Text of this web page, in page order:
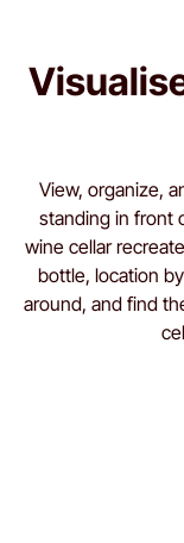
View, organize,
standing in front
wine cellar
bottle, location
around, and find